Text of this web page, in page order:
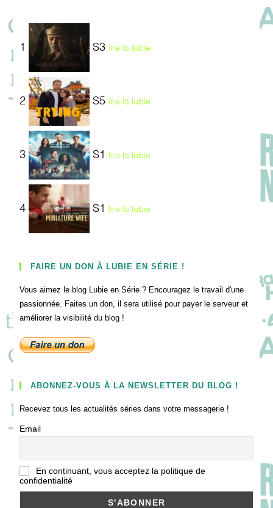
1 S3 lire la lubie
2 S5 lire la lubie
3 S1 lire la lubie
4 S1 lire la lubie
FAIRE UN DON À LUBIE EN SÉRIE !
Vous aimez le blog Lubie en Série ? Encouragez le travail d'une
passionnée. Faites un don, il sera utilisé pour payer le serveur et
améliorer la visibilité du blog !
ABONNEZ-VOUS À LA NEWSLETTER DU BLOG !
Recevez tous les actualités séries dans votre messagerie !
Email
En continuant, vous acceptez la politique de
confidentialité